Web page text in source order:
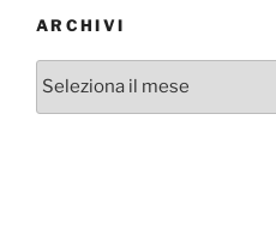
ARCHIVI